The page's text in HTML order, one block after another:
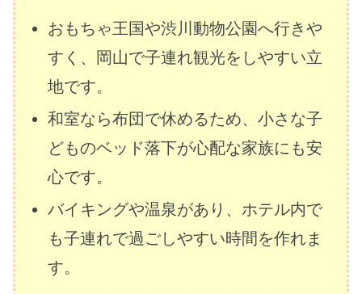
おもちゃ王国や渋川動物公園へ行きや
すく、岡山で子連れ観光をしやすい立
地です。
和室なら布団で休めるため、小さな子
どものベッド落下が心配な家族にも安
心です。
バイキングや温泉があり、ホテル内で
も子連れで過ごしやすい時間を作れま
す。